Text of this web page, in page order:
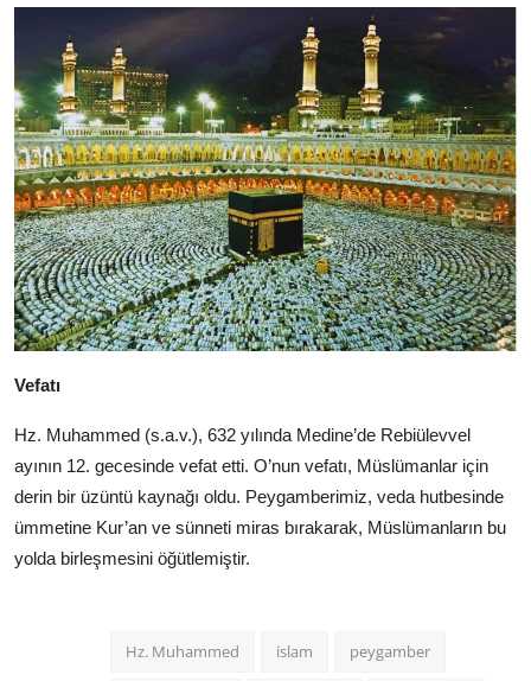
Vefatı
Hz. Muhammed (s.a.v.), 632 yılında Medine’de Rebiülevvel
ayının 12. gecesinde vefat etti. O’nun vefatı, Müslümanlar için
derin bir üzüntü kaynağı oldu. Peygamberimiz, veda hutbesinde
ümmetine Kur’an ve sünneti miras bırakarak, Müslümanların bu
yolda birleşmesini öğütlemiştir.
Hz. Muhammed islam peygamber